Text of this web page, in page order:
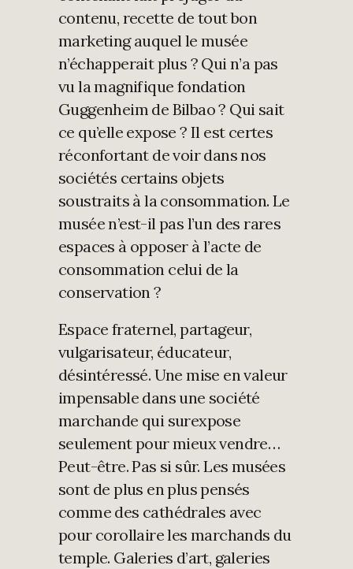
contenu, recette de tout bon
marketing auquel le musée
n’échapperait plus ? Qui n’a pas
vu la magnifique fondation
Guggenheim de Bilbao ? Qui sait
ce qu’elle expose ? Il est certes
réconfortant de voir dans nos
sociétés certains objets
soustraits à la consommation. Le
musée n’est-il pas l’un des rares
espaces à opposer à l’acte de
consommation celui de la
conservation ?
Espace fraternel, partageur,
vulgarisateur, éducateur,
désintéressé. Une mise en valeur
impensable dans une société
marchande qui surexpose
seulement pour mieux vendre…
Peut-être. Pas si sûr. Les musées
sont de plus en plus pensés
comme des cathédrales avec
pour corollaire les marchands du
temple. Galeries d’art, galeries